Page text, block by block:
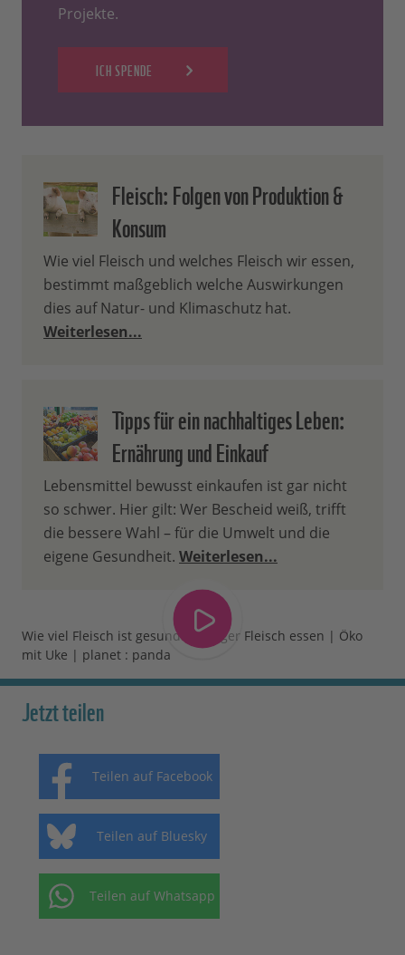
Projekte.
ICH SPENDE
Fleisch: Folgen von Produktion &
Konsum
Wie viel Fleisch und welches Fleisch wir essen,
bestimmt maßgeblich welche Auswirkungen
dies auf Natur- und Klimaschutz hat.
Weiterlesen...
Tipps für ein nachhaltiges Leben:
Ernährung und Einkauf
Lebensmittel bewusst einkaufen ist gar nicht
so schwer. Hier gilt: Wer Bescheid weiß, trifft
die bessere Wahl – für die Umwelt und die
eigene Gesundheit. Weiterlesen...
Wie viel Fleisch ist gesund? Weniger Fleisch essen | Öko
mit Uke | planet : panda
Jetzt teilen
Teilen auf Facebook
Teilen auf Bluesky
Teilen auf Whatsapp